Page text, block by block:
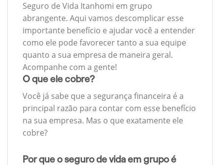
Seguro de Vida Itanhomi em grupo
abrangente. Aqui vamos descomplicar esse
importante benefício e ajudar você a entender
como ele pode favorecer tanto a sua equipe
quanto a sua empresa de maneira geral.
Acompanhe com a gente!
O que ele cobre?
Você já sabe que a segurança financeira é a
principal razão para contar com esse benefício
na sua empresa. Mas o que exatamente ele
cobre?
Por que o seguro de vida em grupo é